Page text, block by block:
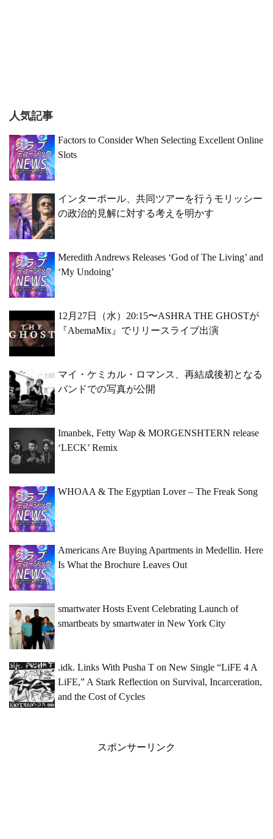
人気記事
Factors to Consider When Selecting Excellent Online
Slots
インターポール、共同ツアーを行うモリッシー
の政治的見解に対する考えを明かす
Meredith Andrews Releases ‘God of The Living’ and
‘My Undoing’
12月27日（水）20:15〜ASHRA THE GHOSTが
『AbemaMix』でリリースライブ出演
マイ・ケミカル・ロマンス、再結成後初となる
バンドでの写真が公開
Imanbek, Fetty Wap & MORGENSHTERN release
‘LECK’ Remix
WHOAA & The Egyptian Lover – The Freak Song
Americans Are Buying Apartments in Medellin. Here
Is What the Brochure Leaves Out
smartwater Hosts Event Celebrating Launch of
smartbeats by smartwater in New York City
.idk. Links With Pusha T on New Single “LiFE 4 A
LiFE,” A Stark Reflection on Survival, Incarceration,
and the Cost of Cycles
スポンサーリンク